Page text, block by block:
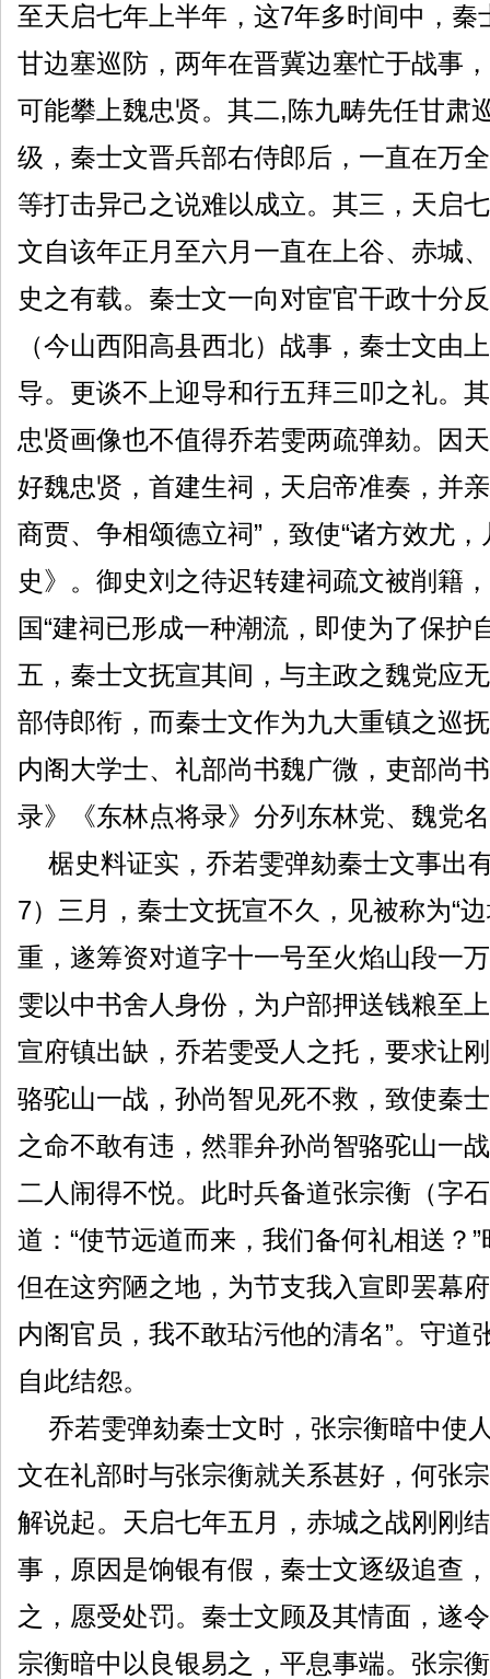
至天启七年上半年，这7年多时间中，
甘边塞巡防，两年在晋冀边塞忙于战事
可能攀上魏忠贤。其二,陈九畴先任甘肃
级，秦士文晋兵部右侍郎后，一直在万
等打击异己之说难以成立。其三，天启
文自该年正月至六月一直在上谷、赤城
史之有载。秦士文一向对宦官干政十分
（今山西阳高县西北）战事，秦士文由
导。更谈不上迎导和行五拜三叩之礼。
忠贤画像也不值得乔若雯两疏弹劾。因
好魏忠贤，首建生祠，天启帝准奏，并
商贾、争相颂德立祠”，致使“诸方效尤
史》。御史刘之待迟转建祠疏文被削籍
国“建祠已形成一种潮流，即使为了保
五，秦士文抚宣其间，与主政之魏党应
部侍郎衔，而秦士文作为九大重镇之巡
内阁大学士、礼部尚书魏广微，吏部尚
录》《东林点将录》分列东林党、魏党
椐史料证实，乔若雯弹劾秦士文事出
7）三月，秦士文抚宣不久，见被称为“
重，遂筹资对道字十一号至火焰山段一
雯以中书舍人身份，为户部押送钱粮至
宣府镇出缺，乔若雯受人之托，要求让
骆驼山一战，孙尚智见死不救，致使秦
之命不敢有违，然罪弁孙尚智骆驼山一
二人闹得不悦。此时兵备道张宗衡（字
道：“使节远道而来，我们备何礼相送？
但在这穷陋之地，为节支我入宣即罢幕
内阁官员，我不敢玷污他的清名”。守
自此结怨。
乔若雯弹劾秦士文时，张宗衡暗中使
文在礼部时与张宗衡就关系甚好，何张
解说起。天启七年五月，赤城之战刚刚
事，原因是饷银有假，秦士文逐级追查
之，愿受处罚。秦士文顾及其情面，遂
宗衡暗中以良银易之，平息事端。张宗